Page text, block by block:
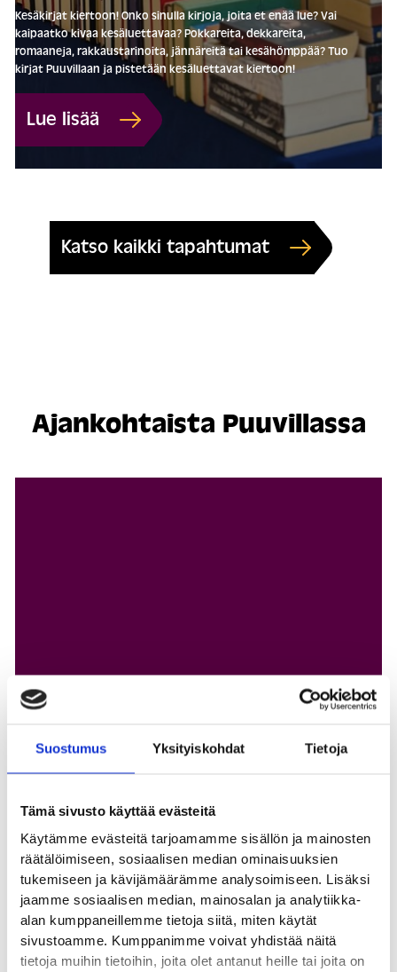
Suostumus Yksityiskohdat Tietoja
Tämä sivusto käyttää evästeitä
Käytämme evästeitä tarjoamamme sisällön ja mainosten
räätälöimiseen, sosiaalisen median ominaisuuksien
tukemiseen ja kävijämäärämme analysoimiseen. Lisäksi
jaamme sosiaalisen median, mainosalan ja analytiikka-
alan kumppaneillemme tietoja siitä, miten käytät
sivustoamme. Kumppanimme voivat yhdistää näitä
tietoja muihin tietoihin, joita olet antanut heille tai joita on
Kesäkirjat kiertoon! Onko sinulla kirjoja, joita et enää lue? Vai
kaipaatko kivaa kesäluettavaa? Pokkareita, dekkareita,
romaaneja, rakkaustarinoita, jännäreitä tai kesähömppää? Tuo
kirjat Puuvillaan ja pistetään kesäluettavat kiertoon!
Lue lisää
Katso kaikki tapahtumat
Ajankohtaista Puuvillassa
Puuvilla varmisti 68 miljoonan euron vihreän
Katso kaikki ajankohtaiset